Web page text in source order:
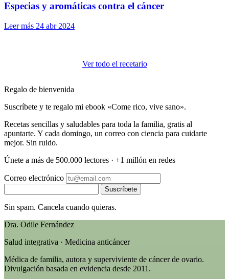
Especias y aromáticas contra el cáncer
Leer más 24 abr 2024
Ver todo el recetario
Regalo de bienvenida
Suscríbete y te regalo mi ebook «Come rico, vive sano».
Recetas sencillas y saludables para toda la familia, gratis al
apuntarte. Y cada domingo, un correo con ciencia para cuidarte
mejor. Sin ruido.
Únete a más de 500.000 lectores · +1 millón en redes
Correo electrónico
Suscríbete
Sin spam. Cancela cuando quieras.
Dra. Odile Fernández
Salud integrativa · Medicina anticáncer
Médica de familia, autora y superviviente de cáncer de ovario.
Divulgación basada en evidencia desde 2011.